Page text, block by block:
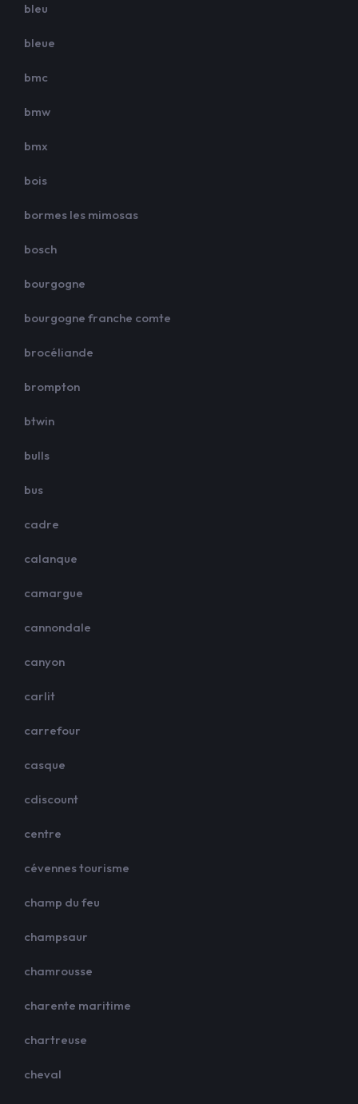
bleu
bleue
bmc
bmw
bmx
bois
bormes les mimosas
bosch
bourgogne
bourgogne franche comte
brocéliande
brompton
btwin
bulls
bus
cadre
calanque
camargue
cannondale
canyon
carlit
carrefour
casque
cdiscount
centre
cévennes tourisme
champ du feu
champsaur
chamrousse
charente maritime
chartreuse
cheval